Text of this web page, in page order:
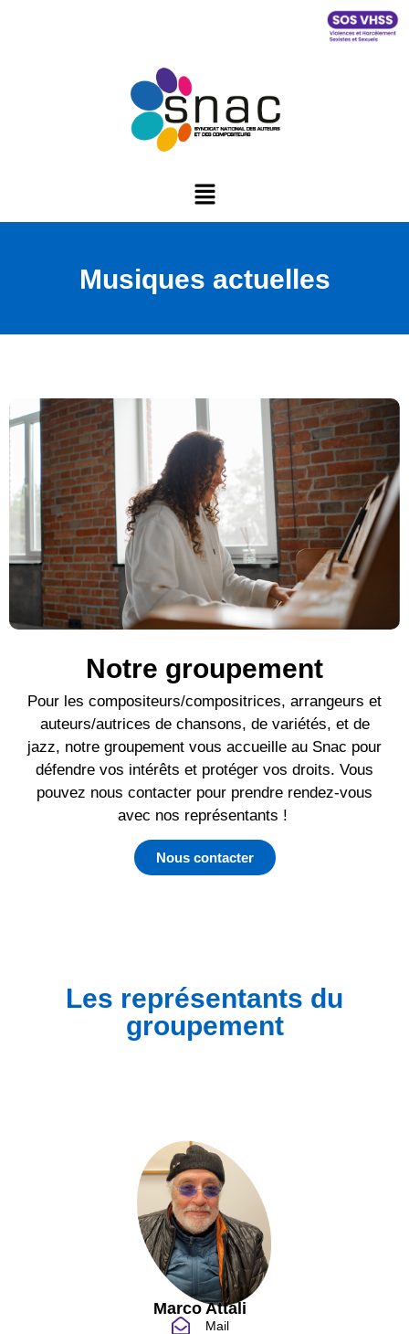
Musiques actuelles
Notre groupement
Pour les compositeurs/compositrices, arrangeurs et
auteurs/autrices de chansons, de variétés, et de
jazz, notre groupement vous accueille au Snac pour
défendre vos intérêts et protéger vos droits. Vous
pouvez nous contacter pour prendre rendez-vous
avec nos représentants !
Nous contacter
Les représentants du
groupement
Marco Attali
Mail